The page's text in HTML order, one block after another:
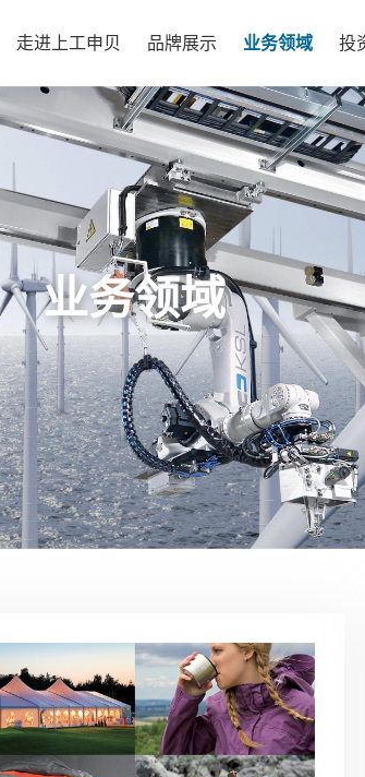
走进上工申贝 品牌展示 业务领域 投
业务领域